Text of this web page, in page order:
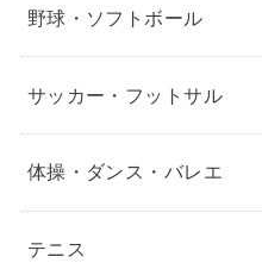
野球・ソフトボール
サッカー・フットサル
体操・ダンス・バレエ
テニス